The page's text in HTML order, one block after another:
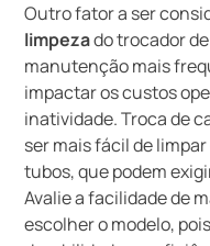
Outro fator a ser
limpezado trocador
manutenção mais
impactar os custos
inatividade. Troca de
ser mais fácil de
tubos, que podem
Avalie a facilidade de
escolher o modelo,